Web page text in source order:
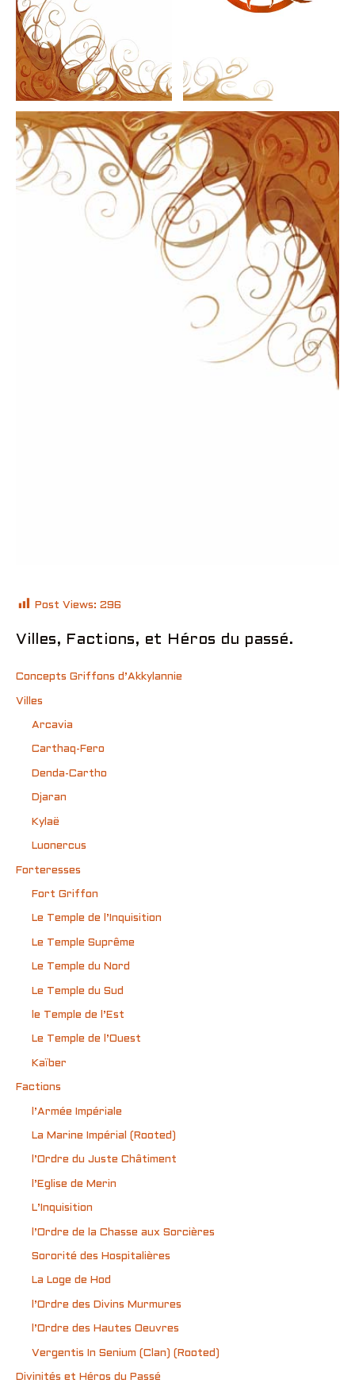
Post Views: 296
Villes, Factions, et Héros du passé.
Concepts Griffons d’Akkylannie
Villes
Arcavia
Carthaq-Fero
Denda-Cartho
Djaran
Kylaë
Luonercus
Forteresses
Fort Griffon
Le Temple de l’Inquisition
Le Temple Suprême
Le Temple du Nord
Le Temple du Sud
le Temple de l’Est
Le Temple de l’Ouest
Kaïber
Factions
l’Armée Impériale
La Marine Impérial (Rooted)
l’Ordre du Juste Châtiment
l’Eglise de Merin
L’Inquisition
l’Ordre de la Chasse aux Sorcières
Sororité des Hospitalières
La Loge de Hod
l’Ordre des Divins Murmures
l’Ordre des Hautes Oeuvres
Vergentis In Senium (Clan) (Rooted)
Divinités et Héros du Passé